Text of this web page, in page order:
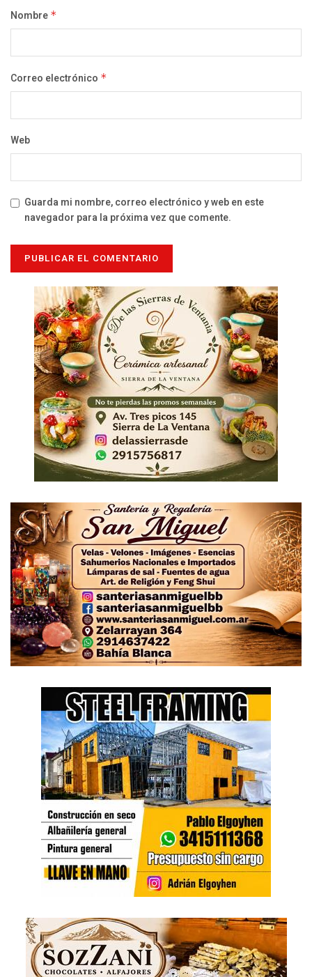
Nombre *
Correo electrónico *
Web
Guarda mi nombre, correo electrónico y web en este
navegador para la próxima vez que comente.